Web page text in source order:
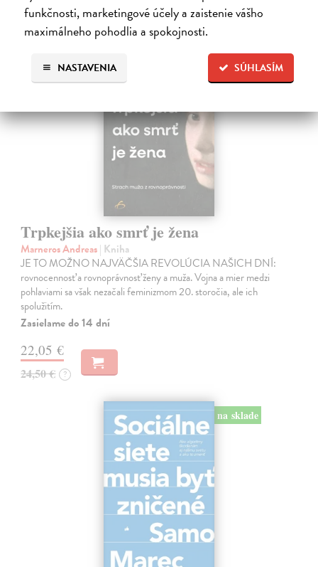
funkčnosti, marketingové účely a zaistenie vášho
maximálneho pohodlia a spokojnosti.
SÚHLASÍM
NASTAVENIA
Ďalšie z kategórie psychológia
Trpkejšia ako smrť je žena
Marneros Andreas| Kniha
JE TO MOŽNO NAJVÄČŠIA REVOLÚCIA NAŠICH DNÍ:
rovnocennosť a rovnoprávnosť ženy a muža. Vojna a mier medzi
pohlaviami sa však nezačali feminizmom 20. storočia, ale ich
spolužitím.
Zasielame do 14 dní
22,05 €
24,50 € ?
na sklade